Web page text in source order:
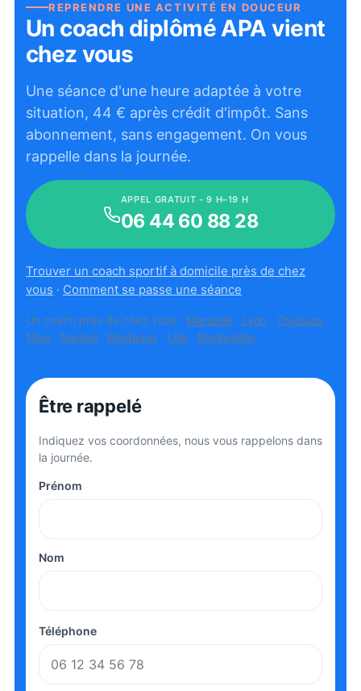
REPRENDRE UNE ACTIVITÉ EN DOUCEUR
Un coach diplômé APA vient
chez vous
Une séance d'une heure adaptée à votre
situation, 44 € après crédit d'impôt. Sans
abonnement, sans engagement. On vous
rappelle dans la journée.
APPEL GRATUIT - 9 H–19 H
06 44 60 88 28
Trouver un coach sportif à domicile près de chez
vous · Comment se passe une séance
Un coach près de chez vous : Marseille · Lyon · Toulouse ·
Nice · Nantes · Bordeaux · Lille · Montpellier
Être rappelé
Indiquez vos coordonnées, nous vous rappelons dans
la journée.
Prénom
Nom
Téléphone